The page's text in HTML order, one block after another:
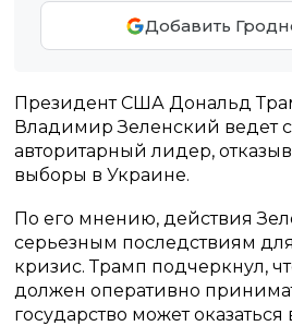
Добавить
Президент США Дональд
Владимир Зеленский ведет
авторитарный лидер,
выборы в Украине.
По его мнению, действия
серьезным последствиям
кризис. Трамп подчеркнул,
должен оперативно
государство может